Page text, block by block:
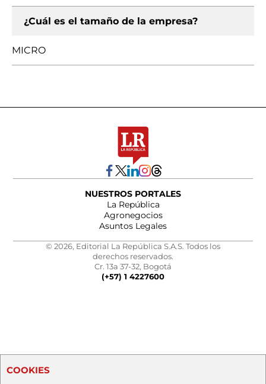
¿Cuál es el tamaño de la empresa?
MICRO
NUESTROS PORTALES
La República
Agronegocios
Asuntos Legales
© 2026, Editorial La República S.A.S. Todos los
derechos reservados.
Cr. 13a 37-32, Bogotá
(+57) 1 4227600
COOKIES